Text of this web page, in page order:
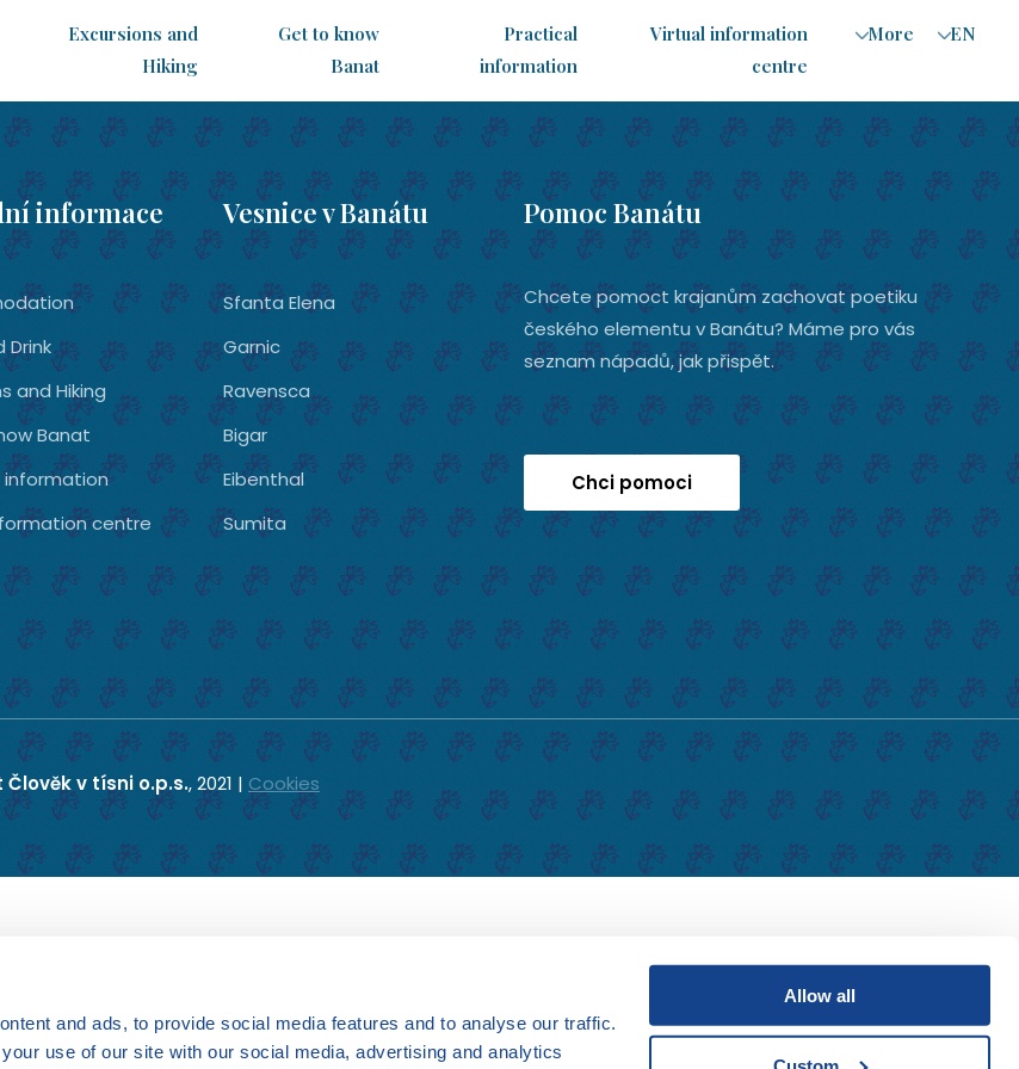
and ads, to provide social media features and to analyse our traffic.
use of our site with our social media, advertising and analytics
Allow all
Excursions and
Hiking
Get to know
Banat
Practical
information
Virtual information
centre
More
EN
EN
RO
informace
Drink
and Hiking
Banat
information
centre
Vesnice v Banátu
Sfanta Elena
Garnic
Ravensca
Bigar
Eibenthal
Sumita
Pomoc Banátu
Chcete pomoct krajanům zachovat poetiku
českého elementu v Banátu? Máme pro vás
seznam nápadů, jak přispět.
Chci pomoci
Člověk v tísni o.p.s., 2021 | Cookies